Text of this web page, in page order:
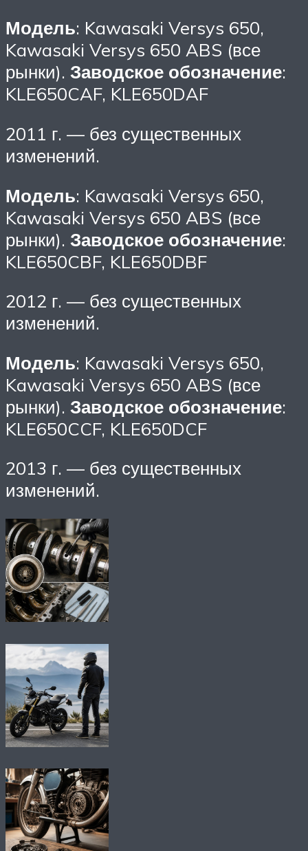
Модель: Kawasaki Versys 650,
Kawasaki Versys 650 ABS (все
рынки). Заводское обозначение:
KLE650CAF, KLE650DAF
2011 г. — без существенных
изменений.
Модель: Kawasaki Versys 650,
Kawasaki Versys 650 ABS (все
рынки). Заводское обозначение:
KLE650CBF, KLE650DBF
2012 г. — без существенных
изменений.
Модель: Kawasaki Versys 650,
Kawasaki Versys 650 ABS (все
рынки). Заводское обозначение:
KLE650CCF, KLE650DCF
2013 г. — без существенных
изменений.